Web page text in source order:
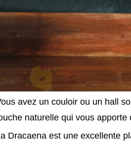
avez un couloir ou un hall
naturelle qui vous
Dracaena est une excellente